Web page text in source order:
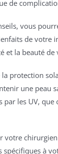
de
vous
de votre
et la beauté de
la protection
une peau
par les UV, que
votre
spécifiques à